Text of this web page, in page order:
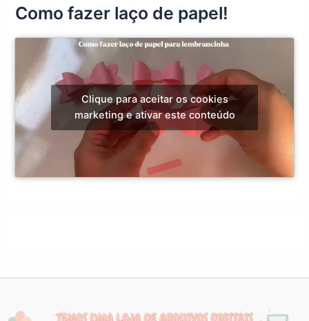
Como fazer laço de papel!
Clique para aceitar os cookies
marketing e ativar este conteúdo